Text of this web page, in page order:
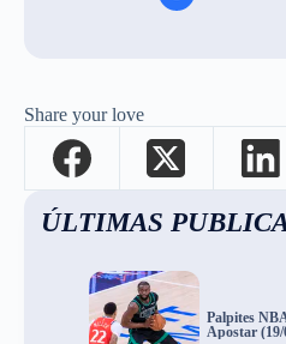
Share your love
ÚLTIMAS
Palpites
Apostar (19/